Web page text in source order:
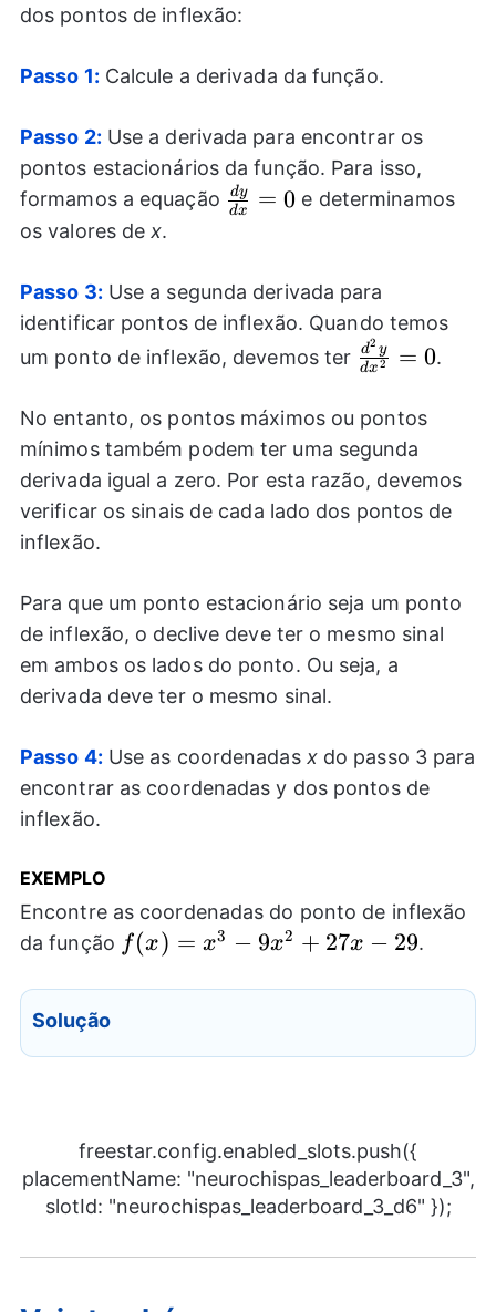
dos pontos de inflexão:
Passo 1: Calcule a derivada da função.
Passo 2: Use a derivada para encontrar os
pontos estacionários da função. Para isso,
formamos a equação \frac{dy}
dx
dy = 0 e determinamos
os valores de x.
Passo 3: Use a segunda derivada para
identificar pontos de inflexão. Quando temos
um ponto de inflexão, devemos ter \frac{d^2y}
{dx^2}=0
dx2
d2 y = 0.
No entanto, os pontos máximos ou pontos
mínimos também podem ter uma segunda
derivada igual a zero. Por esta razão, devemos
verificar os sinais de cada lado dos pontos de
inflexão.
Para que um ponto estacionário seja um ponto
de inflexão, o declive deve ter o mesmo sinal
em ambos os lados do ponto. Ou seja, a
derivada deve ter o mesmo sinal.
Passo 4: Use as coordenadas xdo passo 3 para
encontrar as coordenadas y dos pontos de
inflexão.
EXEMPLO
Encontre as coordenadas do ponto de inflexão
da função f(x)=x^3-
29
f(x) = x3 − 9x2 + 27x − 29.
Solução
freestar.config.enabled_slots.push({
placementName: "neurochispas_leaderboard_3",
slotId: "neurochispas_leaderboard_3_d6" });